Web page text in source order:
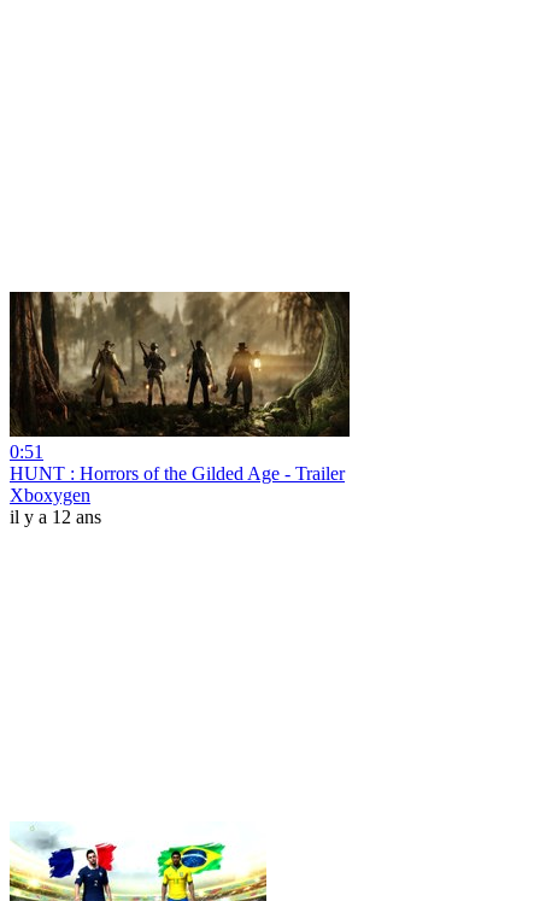
0:51
HUNT : Horrors of the Gilded Age - Trailer
Xboxygen
il y a 12 ans